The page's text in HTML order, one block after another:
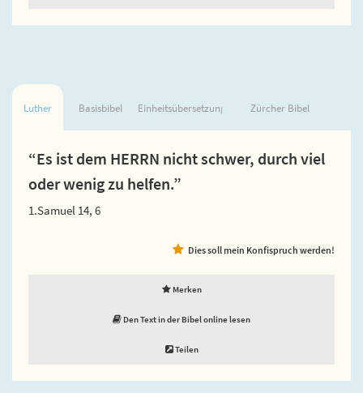
Luther Basisbibel Einheitsübersetzung Zürcher Bibel
“Es ist dem HERRN nicht schwer, durch viel
oder wenig zu helfen.”
1.Samuel 14, 6
Dies soll mein Konfispruch werden!
Merken
Den Text in der Bibel online lesen
Teilen